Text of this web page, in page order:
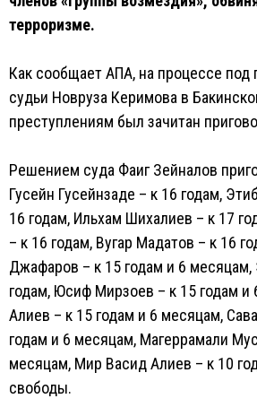
терроризме.
Как сообщает АПА, на процессе под
судьи Новруза Керимова в
преступлениям был зачитан
Решением суда Фаиг Зейналов
Гусейн Гусейнзаде – к 16 годам,
16 годам, Ильхам Шихалиев – к 17
– к 16 годам, Вугар Мадатов – к 16
Джафаров – к 15 годам и 6 месяцам,
годам, Юсиф Мирзоев – к 15 годам и
Алиев – к 15 годам и 6 месяцам,
годам и 6 месяцам, Магеррамали
месяцам, Мир Васид Алиев – к 10
свободы.